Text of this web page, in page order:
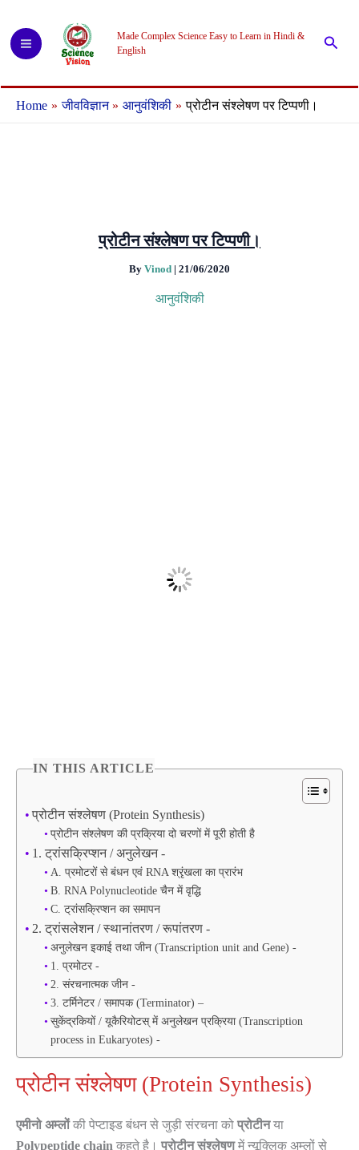
content
Made Complex Science Easy to Learn in Hindi &
English
Home जीवविज्ञान आनुवंशिकी प्रोटीन संश्लेषण पर टिप्पणी।
प्रोटीन संश्लेषण पर टिप्पणी।
By Vinod | 21/06/2020
आनुवंशिकी
IN THIS ARTICLE
प्रोटीन संश्लेषण (Protein Synthesis)
प्रोटीन संश्लेषण की प्रक्रिया दो चरणों में पूरी होती है
1. ट्रांसक्रिप्शन / अनुलेखन -
A. प्रमोटरों से बंधन एवं RNA श्रृंखला का प्रारंभ
B. RNA Polynucleotide चैन में वृद्धि
C. ट्रांसक्रिप्शन का समापन
2. ट्रांसलेशन / स्थानांतरण / रूपांतरण -
अनुलेखन इकाई तथा जीन (Transcription unit and Gene) -
1. प्रमोटर -
2. संरचनात्मक जीन -
3. टर्मिनेटर / समापक (Terminator) –
सुकेंद्रकियों / यूकैरियोटस् में अनुलेखन प्रक्रिया (Transcription
process in Eukaryotes) -
प्रोटीन संश्लेषण (Protein Synthesis)
एमीनो अम्लोंकी पेप्टाइड बंधन से जुड़ी संरचना को प्रोटीनया
Polypeptide chain कहते है। प्रोटीन संश्लेषणमें न्यूक्लिक अम्लों से